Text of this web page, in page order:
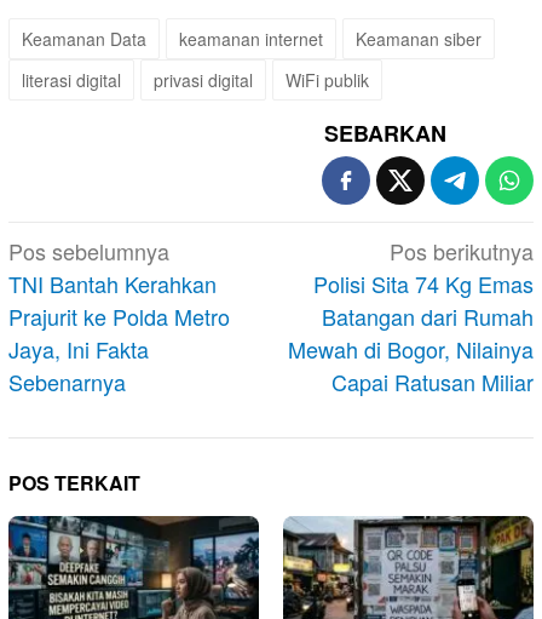
Keamanan Data keamanan internet
Keamanan siber
literasi digital
privasi digital WiFi publik
SEBARKAN
Navigasi
pos
Pos sebelumnya
TNI Bantah Kerahkan
Prajurit ke Polda Metro
Jaya, Ini Fakta
Sebenarnya
Pos berikutnya
Polisi Sita 74 Kg Emas
Batangan dari Rumah
Mewah di Bogor, Nilainya
Capai Ratusan Miliar
POS TERKAIT